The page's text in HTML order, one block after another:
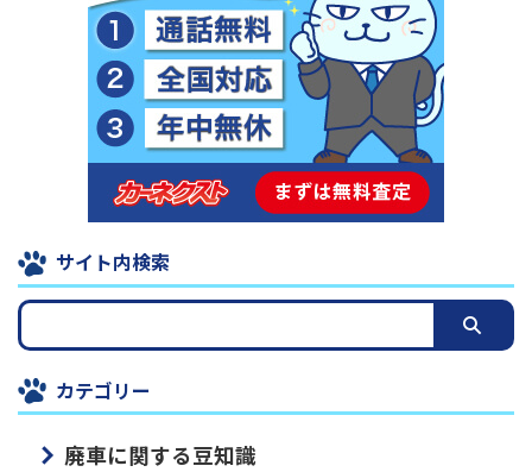
サイト内検索
カテゴリー
廃車に関する豆知識